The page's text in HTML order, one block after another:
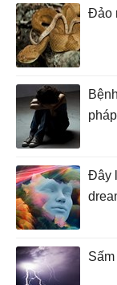
Đảo
Đây